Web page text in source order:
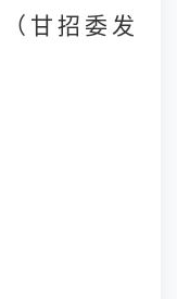
甘招委发